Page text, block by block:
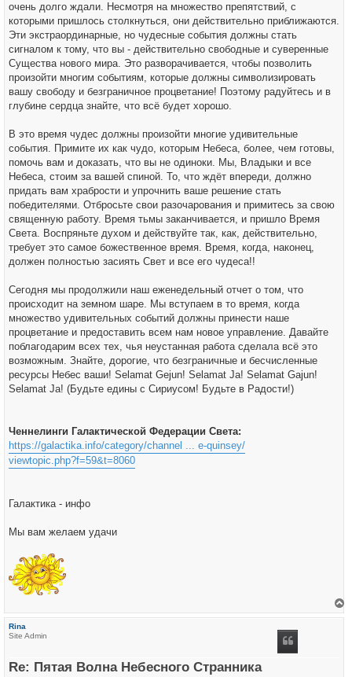
очень долго ждали. Несмотря на множество препятствий, с
которыми пришлось столкнуться, они действительно приближаются.
Эти экстраординарные, но чудесные события должны стать
сигналом к тому, что вы - действительно свободные и суверенные
Существа нового мира. Это разворачивается, чтобы позволить
произойти многим событиям, которые должны символизировать
вашу свободу и безграничное процветание! Поэтому радуйтесь и в
глубине сердца знайте, что всё будет хорошо.
В это время чудес должны произойти многие удивительные
события. Примите их как чудо, которым Небеса, более, чем готовы,
помочь вам и доказать, что вы не одиноки. Мы, Владыки и все
Небеса, стоим за вашей спиной. То, что ждёт впереди, должно
придать вам храбрости и упрочнить ваше решение стать
победителями. Отбросьте свои разочарования и примитесь за свою
священную работу. Время тьмы заканчивается, и пришло Время
Света. Воспряньте духом и действуйте так, как, действительно,
требует это самое божественное время. Время, когда, наконец,
должен полностью засиять Свет и все его чудеса!!
Сегодня мы продолжили наш еженедельный отчет о том, что
происходит на земном шаре. Мы вступаем в то время, когда
множество удивительных событий должны принести наше
процветание и предоставить всем нам новое управление. Давайте
поблагодарим всех тех, чья неустанная работа сделала всё это
возможным. Знайте, дорогие, что безграничные и бесчисленные
ресурсы Небес ваши! Selamat Gejun! Selamat Ja! Selamat Gajun!
Selamat Ja! (Будьте едины с Сириусом! Будьте в Радости!)
Ченнелинги Галактической Федерации Света:
https://galactika.info/category/channel ... e-quinsey/
viewtopic.php?f=59&t=8060
Галактика - инфо
Мы вам желаем удачи
Rina
Site Admin
Re: Пятая Волна Небесного Странника